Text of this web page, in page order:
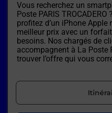
Vous recherchez un
Poste PARIS TROCADERO
profitez d’un iPhone
meilleur prix avec un
besoins. Nos chargés de
accompagnent à La Poste
trouver l’offre qui vous